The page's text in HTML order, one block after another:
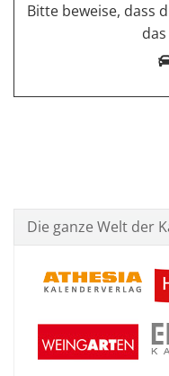
Bitte beweise, dass
Die ganze Welt der